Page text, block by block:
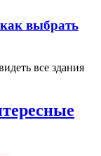
выбрать
все здания